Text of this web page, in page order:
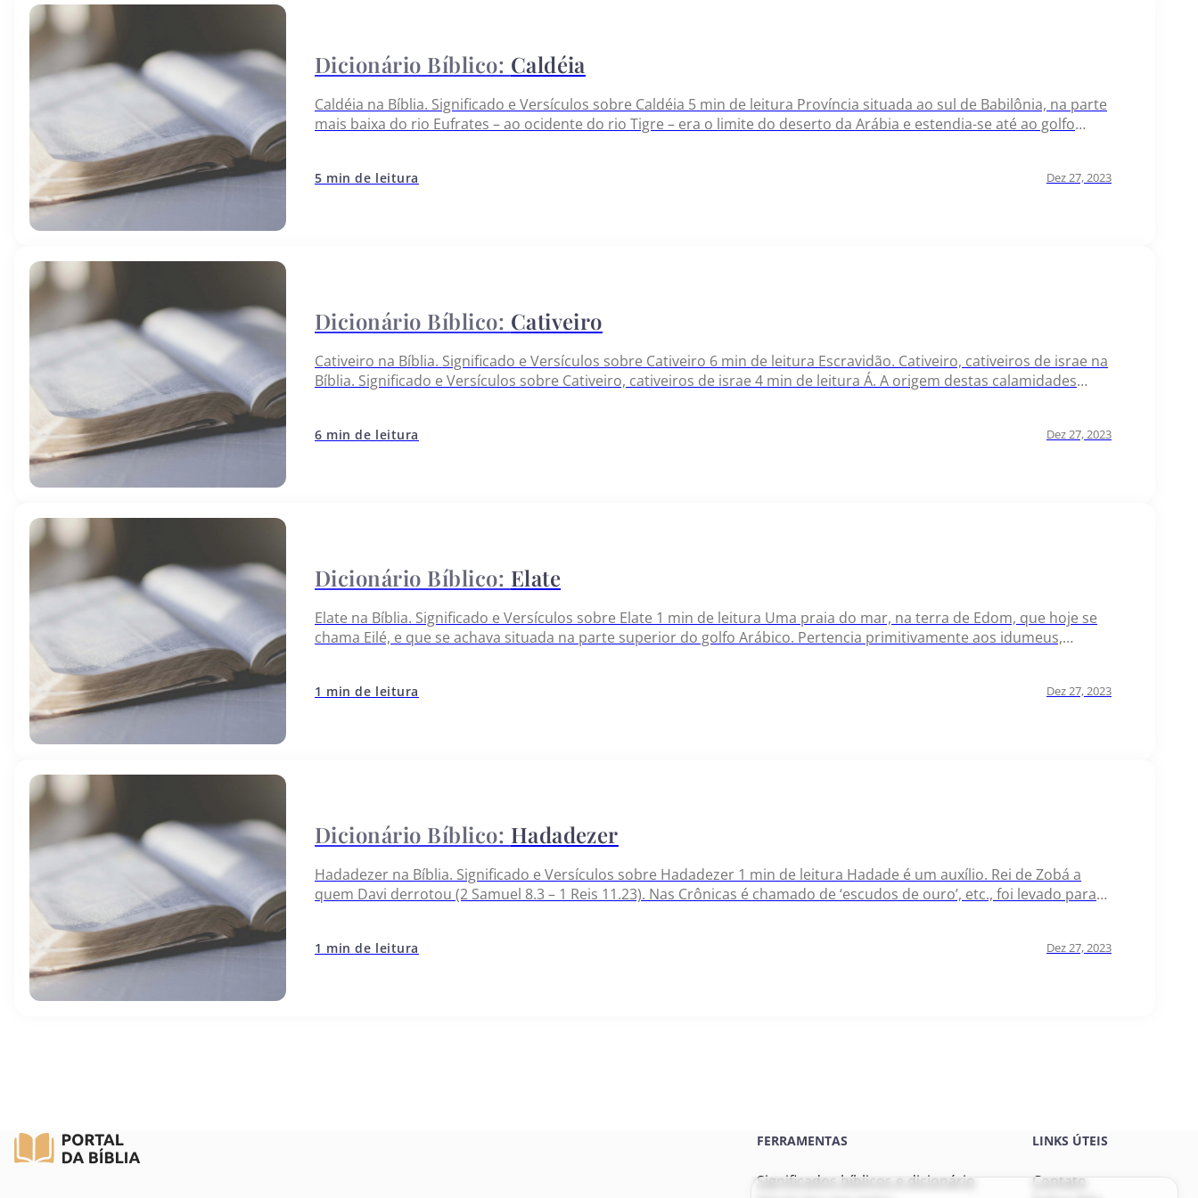
Caldéia
Caldéia na Bíblia. Significado e Versículos sobre Caldéia 5 min de leitura Província situada ao sul de Babilônia, na parte
mais baixa do rio Eufrates – ao ocidente do rio Tigre – era o limite do deserto da Arábia e estendia-se até ao golfo
5 min de leitura Dez 27, 2023
Cativeiro
Cativeiro na Bíblia. Significado e Versículos sobre Cativeiro 6 min de leitura Escravidão. Cativeiro, cativeiros de israe na
Bíblia. Significado e Versículos sobre Cativeiro, cativeiros de israe 4 min de leitura Á. A origem destas calamidades
6 min de leitura Dez 27, 2023
Elate
Elate na Bíblia. Significado e Versículos sobre Elate 1 min de leitura Uma praia do mar, na terra de Edom, que hoje se
chama Eilé, e que se achava situada na parte superior do golfo Arábico. Pertencia primitivamente aos idumeus,
1 min de leitura Dez 27, 2023
Hadadezer
Hadadezer na Bíblia. Significado e Versículos sobre Hadadezer 1 min de leitura Hadade é um auxílio. Rei de Zobá a
quem Davi derrotou (2 Samuel 8.3 – 1 Reis 11.23). Nas Crônicas é chamado de ‘escudos de ouro’, etc., foi levado para
1 min de leitura Dez 27, 2023
FERRAMENTAS
Significados bíblicos e dicionário
LINKS ÚTEIS
Contato